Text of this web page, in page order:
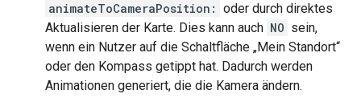
animateToCameraPosition: oder durch direktes
Aktualisieren der Karte. Dies kann auch NO sein,
wenn ein Nutzer auf die Schaltfläche „Mein Standort“
oder den Kompass getippt hat. Dadurch werden
Animationen generiert, die die Kamera ändern.